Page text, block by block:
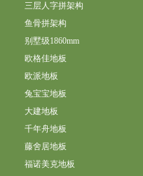
三层人字拼架构
鱼骨拼架构
别墅级1860mm
欧格佳地板
欧派地板
兔宝宝地板
大建地板
千年舟地板
藤舍居地板
福诺美克地板